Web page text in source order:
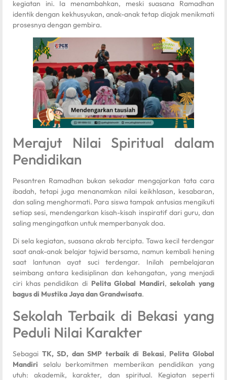
kegiatan ini. Ia menambahkan, meski suasana Ramadhan
identik dengan kekhusyukan, anak-anak tetap diajak menikmati
prosesnya dengan gembira.
Merajut Nilai Spiritual dalam
Pendidikan
Pesantren Ramadhan bukan sekadar mengajarkan tata cara
ibadah, tetapi juga menanamkan nilai keikhlasan, kesabaran,
dan saling menghormati. Para siswa tampak antusias mengikuti
setiap sesi, mendengarkan kisah-kisah inspiratif dari guru, dan
saling mengingatkan untuk memperbanyak doa.
Di sela kegiatan, suasana akrab tercipta. Tawa kecil terdengar
saat anak-anak belajar tajwid bersama, namun kembali hening
saat lantunan ayat suci terdengar. Inilah pembelajaran
seimbang antara kedisiplinan dan kehangatan, yang menjadi
ciri khas pendidikan di Pelita Global Mandiri,sekolah yang
bagus di Mustika Jaya dan Grandwisata.
Sekolah Terbaik di Bekasi yang
Peduli Nilai Karakter
Sebagai TK, SD, dan SMP terbaik di Bekasi, Pelita Global
Mandiri selalu berkomitmen memberikan pendidikan yang
utuh: akademik, karakter, dan spiritual. Kegiatan seperti